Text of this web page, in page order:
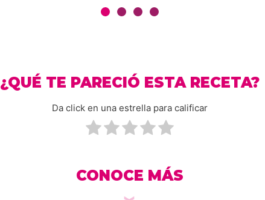
¿QUÉ TE PARECIÓ ESTA RECETA?
Da click en una estrella para calificar
CONOCE MÁS